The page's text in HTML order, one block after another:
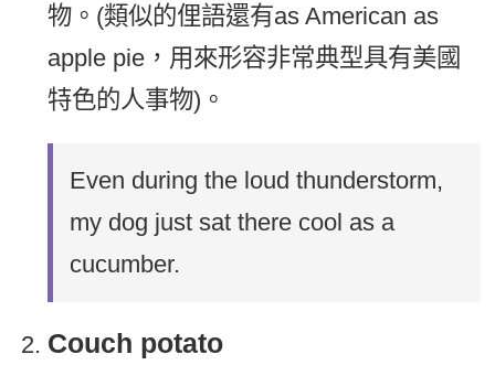
物。(類似的俚語還有as American as
apple pie，用來形容非常典型具有美國
特色的人事物)。
Even during the loud thunderstorm,
my dog just sat there cool as a
cucumber.
Couch potato